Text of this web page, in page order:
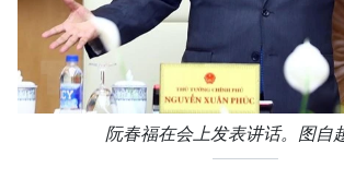
阮春福在会上发表讲话。图自